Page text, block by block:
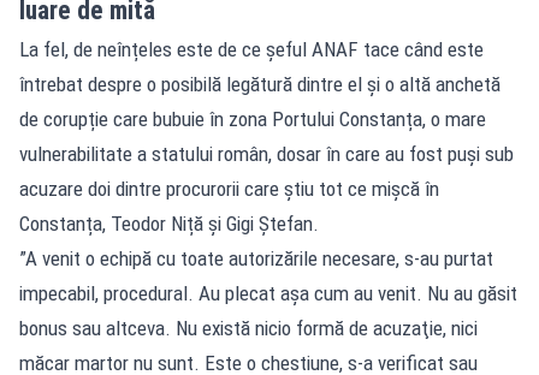
luare de mită
La fel, de neînțeles este de ce șeful ANAF tace când este
întrebat despre o posibilă legătură dintre el și o altă anchetă
de corupție care bubuie în zona Portului Constanța, o mare
vulnerabilitate a statului român, dosar în care au fost puși sub
acuzare doi dintre procurorii care știu tot ce mișcă în
Constanța, Teodor Niță și Gigi Ștefan.
”A venit o echipă cu toate autorizările necesare, s-au purtat
impecabil, procedural. Au plecat aşa cum au venit. Nu au găsit
bonus sau altceva. Nu există nicio formă de acuzaţie, nici
măcar martor nu sunt. Este o chestiune, s-a verificat sau